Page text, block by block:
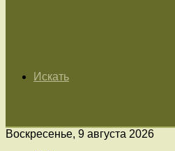
Искать
Воскресенье, 9 августа 2026